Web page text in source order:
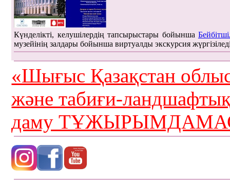
Күнделікті, келушілердің тапсырыстары бойынша
музейінің залдары бойынша виртуалды экскурсия
«Шығыс Қазақстан
және табиғи-
даму